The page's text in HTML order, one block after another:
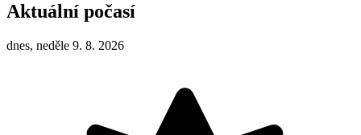
Aktuální počasí
dnes, neděle 9. 8. 2026